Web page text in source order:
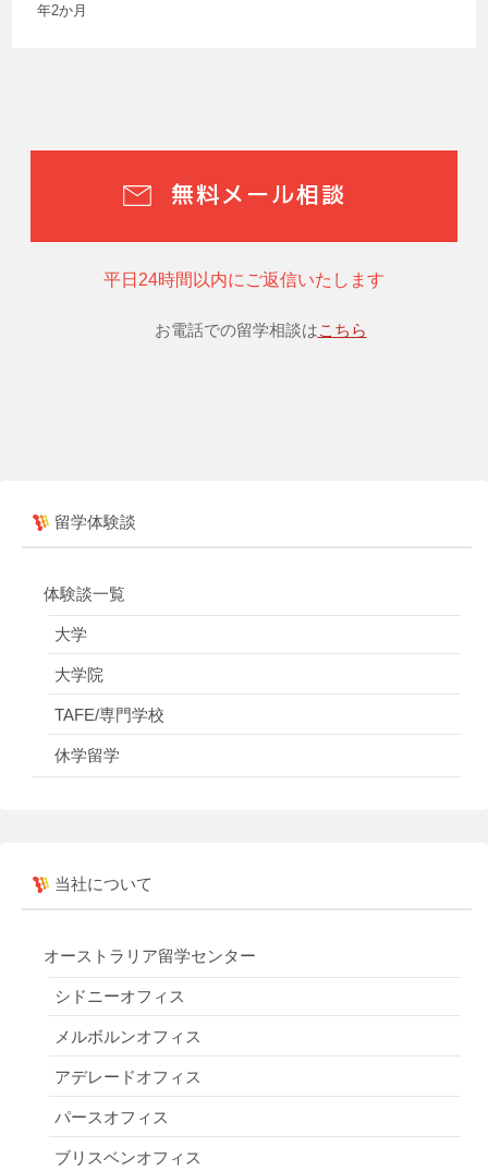
年2か月
無料メール相談
平日24時間以内にご返信いたします
お電話での留学相談はこちら
留学体験談
体験談一覧
大学
大学院
TAFE/専門学校
休学留学
当社について
オーストラリア留学センター
シドニーオフィス
メルボルンオフィス
アデレードオフィス
パースオフィス
ブリスベンオフィス